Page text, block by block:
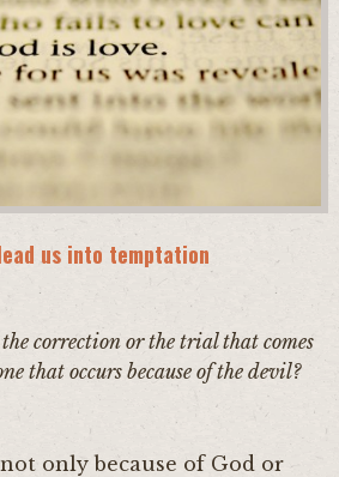
us into temptation
correction or the trial that comes
that occurs because of the devil?
only because of God or